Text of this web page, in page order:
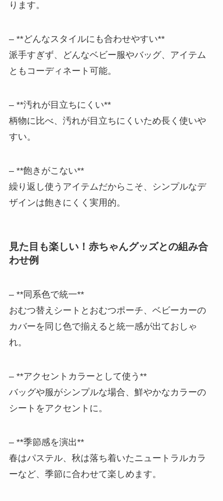
ります。
– **どんなスタイルにも合わせやすい**
派手すぎず、どんなベビー服やバッグ、アイテム
ともコーディネート可能。
– **汚れが目立ちにくい**
柄物に比べ、汚れが目立ちにくいため長く使いや
すい。
– **飽きがこない**
繰り返し使うアイテムだからこそ、シンプルなデ
ザインは飽きにくく実用的。
見た目も楽しい！赤ちゃんグッズとの組み合
わせ例
– **同系色で統一**
おむつ替えシートとおむつポーチ、ベビーカーの
カバーを同じ色で揃えると統一感が出ておしゃ
れ。
– **アクセントカラーとして使う**
バッグや服がシンプルな場合、鮮やかなカラーの
シートをアクセントに。
– **季節感を演出**
春はパステル、秋は落ち着いたニュートラルカラ
ーなど、季節に合わせて楽しめます。